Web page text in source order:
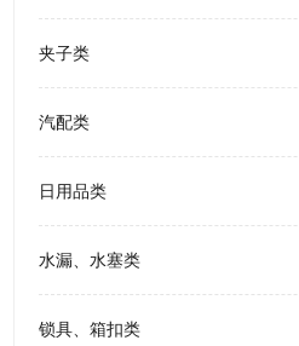
夹子类
汽配类
日用品类
水漏、水塞类
锁具、箱扣类